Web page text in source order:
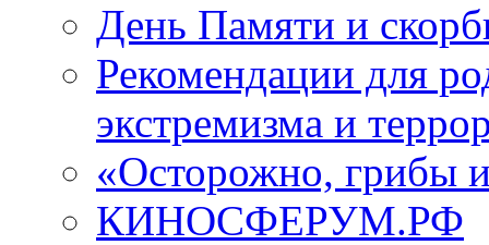
День Памяти и
Рекомендации для
экстремизма и
«Осторожно, грибы
КИНОСФЕРУМ.РФ